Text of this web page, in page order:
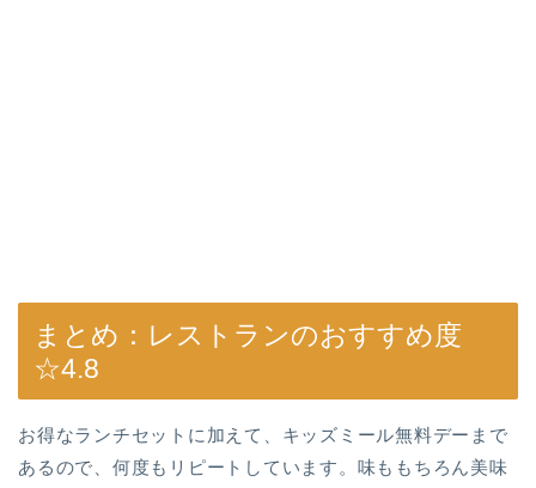
まとめ：レストランのおすすめ度
☆4.8
お得なランチセットに加えて、キッズミール無料デーまで
あるので、何度もリピートしています。味ももちろん美味